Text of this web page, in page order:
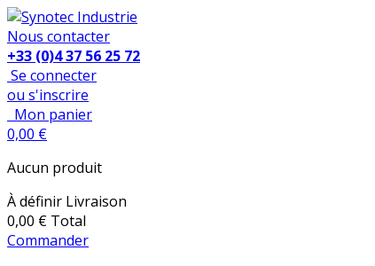
Nous contacter
+33 (0)4 37 56 25 72
Se connecter
ou s'inscrire
Mon panier
0,00 €
Aucun produit
À définir Livraison
0,00 € Total
Commander